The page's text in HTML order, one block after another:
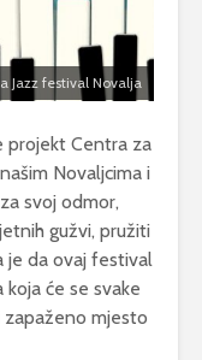
Jazz festival Novalja
projekt Centra za
Novaljcima i
svoj odmor,
gužvi, pružiti
je da ovaj festival
će se svake
mjesto